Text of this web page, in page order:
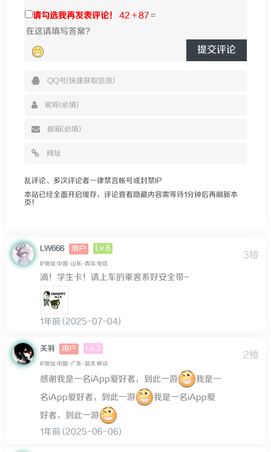
请勾选我再发表评论！ 42 + 87=
提交评论
乱评论、多次评论者一律禁言帐号或封禁IP
本站已经全面开启缓存，评论查看隐藏内容需等待1分钟后再刷新本
页！
3楼
LW666 用户 Lv.6
IP地址:中国–山东–青岛 电信
滴！学生卡！请上车的乘客系好安全带~
1年前 (2025-07-04)
2楼
关羽 用户 Lv.3
IP地址:中国–广东–韶关 移动
感谢我是一名iApp爱好者，到此一游
我是一
名iApp爱好者，到此一游
我是一名iApp爱
好者，到此一游
1年前 (2025-06-06)